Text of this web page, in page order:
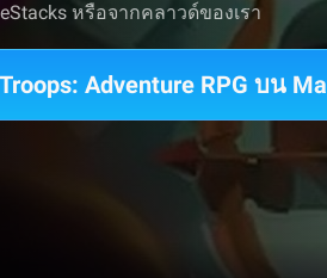
หรือจากคลาวด์ของเรา
Adventure RPG บน